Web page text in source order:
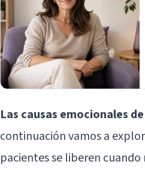
Las causas emocionales
continuación vamos a
pacientes se liberen